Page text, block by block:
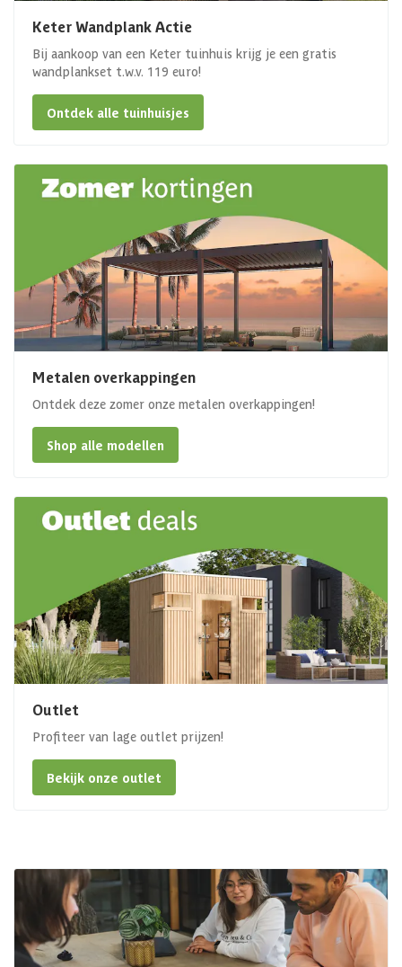
Keter Wandplank Actie
Bij aankoop van een Keter tuinhuis krijg je een gratis
wandplankset t.w.v. 119 euro!
Ontdek alle tuinhuisjes
Metalen overkappingen
Ontdek deze zomer onze metalen overkappingen!
Shop alle modellen
Outlet
Profiteer van lage outlet prijzen!
Bekijk onze outlet